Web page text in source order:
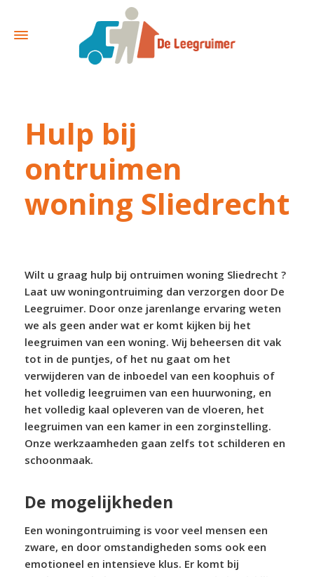
Hulp bij
ontruimen
woning Sliedrecht
Wilt u graag hulp bij ontruimen woning Sliedrecht ?
Laat uw woningontruiming dan verzorgen door De
Leegruimer. Door onze jarenlange ervaring weten
we als geen ander wat er komt kijken bij het
leegruimen van een woning. Wij beheersen dit vak
tot in de puntjes, of het nu gaat om het
verwijderen van de inboedel van een koophuis of
het volledig leegruimen van een huurwoning, en
het volledig kaal opleveren van de vloeren, het
leegruimen van een kamer in een zorginstelling.
Onze werkzaamheden gaan zelfs tot schilderen en
schoonmaak.
De mogelijkheden
Een woningontruiming is voor veel mensen een
zware, en door omstandigheden soms ook een
emotioneel en intensieve klus. Er komt bij